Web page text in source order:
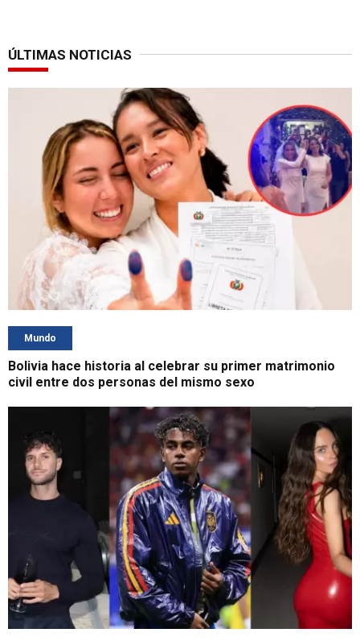
ÚLTIMAS NOTICIAS
Mundo
Bolivia hace historia al celebrar su primer matrimonio
civil entre dos personas del mismo sexo